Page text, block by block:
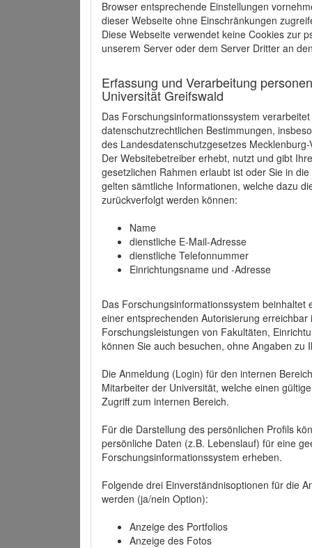
Browser entsprechende Einstellungen
dieser Webseite ohne Einschränkungen
Diese Webseite verwendet keine Cookies zur
unserem Server oder dem Server Dritter an
Erfassung und Verarbeitung
Universität Greifswald
Das Forschungsinformationssystem
datenschutzrechtlichen Bestimmungen,
des Landesdatenschutzgesetzes
Der Websitebetreiber erhebt, nutzt und gibt
gesetzlichen Rahmen erlaubt ist oder Sie in
gelten sämtliche Informationen, welche dazu
zurückverfolgt werden können:
Name
dienstliche E-Mail-Adresse
dienstliche Telefonnummer
Einrichtungsname und -Adresse
Das Forschungsinformationssystem beinhaltet
einer entsprechenden Autorisierung
Forschungsleistungen von Fakultäten,
können Sie auch besuchen, ohne Angaben zu
Die Anmeldung (Login) für den internen
Mitarbeiter der Universität, welche einen
Zugriff zum internen Bereich.
Für die Darstellung des persönlichen Profils
persönliche Daten (z.B. Lebenslauf) für eine
Forschungsinformationssystem erheben.
Folgende drei Einverständnisoptionen für die
werden (ja/nein Option):
Anzeige des Portfolios
Anzeige des Fotos